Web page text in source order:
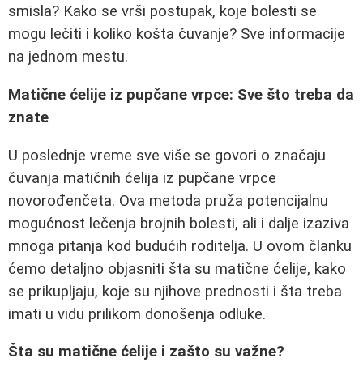
smisla? Kako se vrši postupak, koje bolesti se
mogu lečiti i koliko košta čuvanje? Sve informacije
na jednom mestu.
Matične ćelije iz pupčane vrpce: Sve što treba da
znate
U poslednje vreme sve više se govori o značaju
čuvanja matičnih ćelija iz pupčane vrpce
novorođenčeta. Ova metoda pruža potencijalnu
mogućnost lečenja brojnih bolesti, ali i dalje izaziva
mnoga pitanja kod budućih roditelja. U ovom članku
ćemo detaljno objasniti šta su matične ćelije, kako
se prikupljaju, koje su njihove prednosti i šta treba
imati u vidu prilikom donošenja odluke.
Šta su matične ćelije i zašto su važne?